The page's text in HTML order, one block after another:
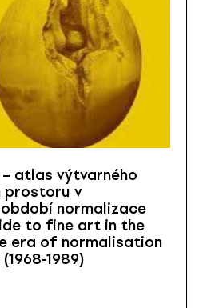
atlas výtvarného
prostoru v
normalizace
to fine art in the
era of normalisation
1989)